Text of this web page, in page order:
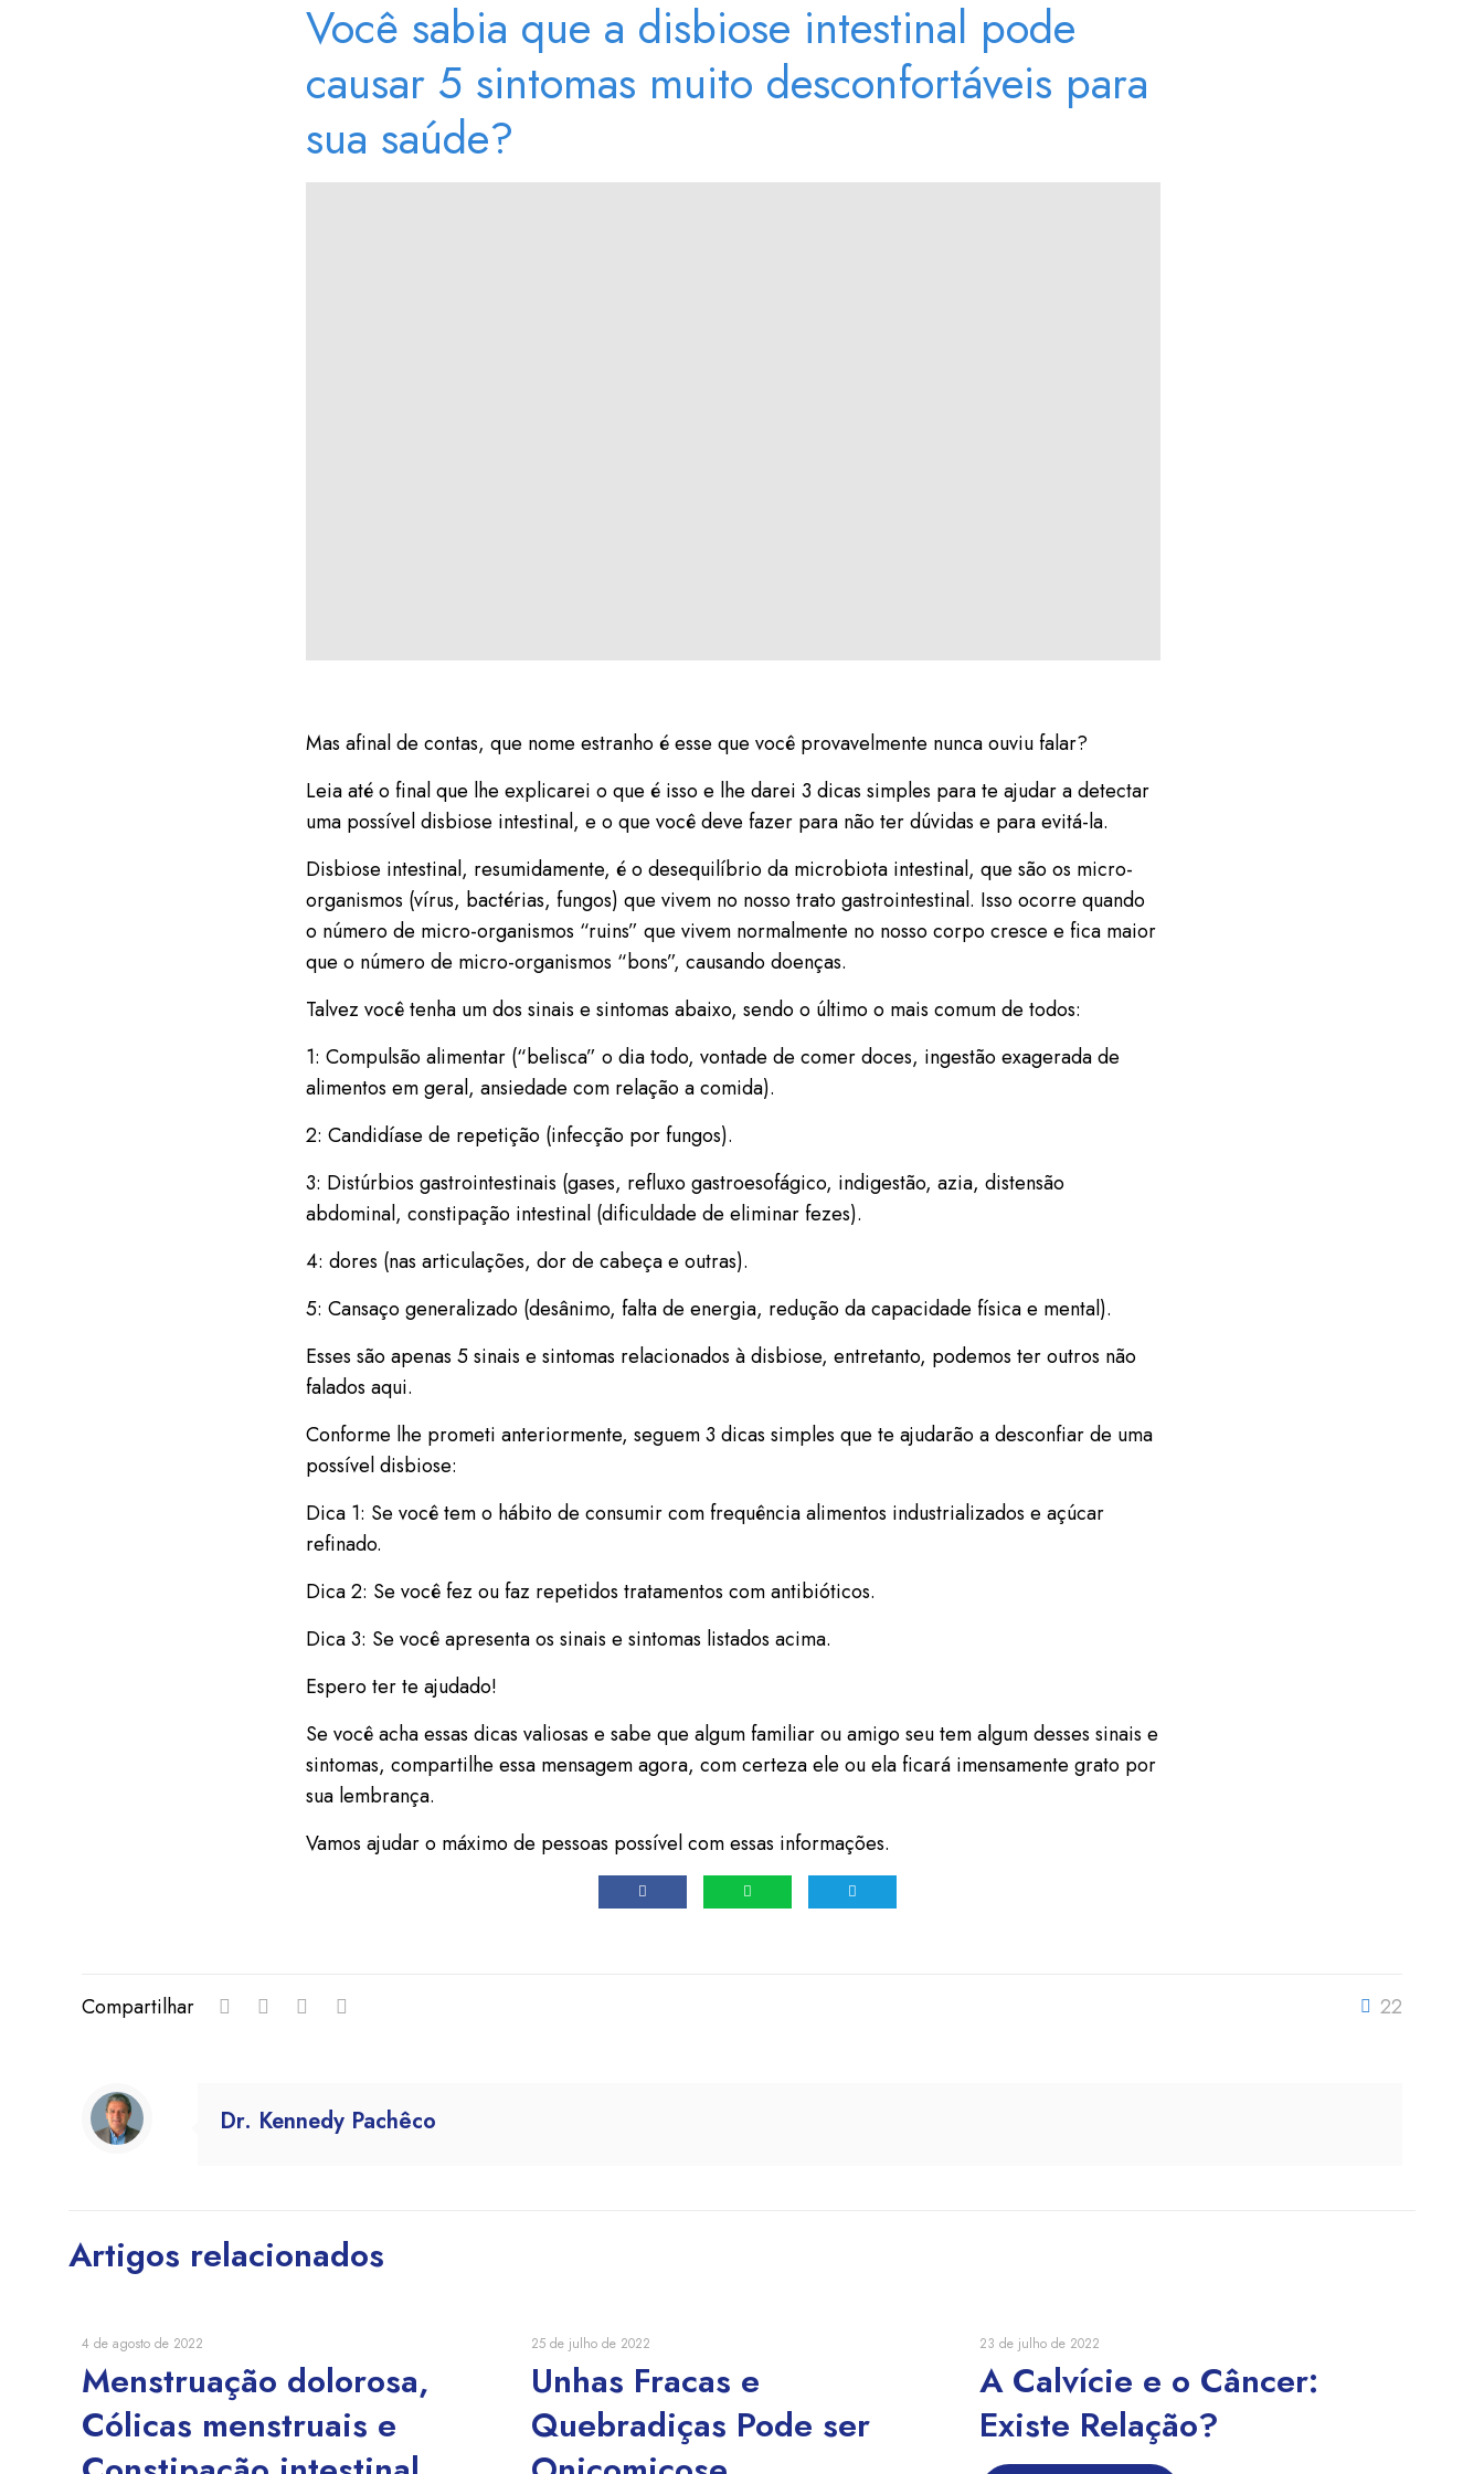
Você sabia que a disbiose intestinal pode
causar 5 sintomas muito desconfortáveis para
sua saúde?
Mas afinal de contas, que nome estranho é esse que você provavelmente nunca ouviu falar?
Leia até o final que lhe explicarei o que é isso e lhe darei 3 dicas simples para te ajudar a detectar
uma possível disbiose intestinal, e o que você deve fazer para não ter dúvidas e para evitá-la.
Disbiose intestinal, resumidamente, é o desequilíbrio da microbiota intestinal, que são os micro-
organismos (vírus, bactérias, fungos) que vivem no nosso trato gastrointestinal. Isso ocorre quando
o número de micro-organismos “ruins” que vivem normalmente no nosso corpo cresce e fica maior
que o número de micro-organismos “bons”, causando doenças.
Talvez você tenha um dos sinais e sintomas abaixo, sendo o último o mais comum de todos:
1: Compulsão alimentar (“belisca” o dia todo, vontade de comer doces, ingestão exagerada de
alimentos em geral, ansiedade com relação a comida).
2: Candidíase de repetição (infecção por fungos).
3: Distúrbios gastrointestinais (gases, refluxo gastroesofágico, indigestão, azia, distensão
abdominal, constipação intestinal (dificuldade de eliminar fezes).
4: dores (nas articulações, dor de cabeça e outras).
5: Cansaço generalizado (desânimo, falta de energia, redução da capacidade física e mental).
Esses são apenas 5 sinais e sintomas relacionados à disbiose, entretanto, podemos ter outros não
falados aqui.
Conforme lhe prometi anteriormente, seguem 3 dicas simples que te ajudarão a desconfiar de uma
possível disbiose:
Dica 1: Se você tem o hábito de consumir com frequência alimentos industrializados e açúcar
refinado.
Dica 2: Se você fez ou faz repetidos tratamentos com antibióticos.
Dica 3: Se você apresenta os sinais e sintomas listados acima.
Espero ter te ajudado!
Se você acha essas dicas valiosas e sabe que algum familiar ou amigo seu tem algum desses sinais e
sintomas, compartilhe essa mensagem agora, com certeza ele ou ela ficará imensamente grato por
sua lembrança.
Vamos ajudar o máximo de pessoas possível com essas informações.
Compartilhar 22
Dr. Kennedy Pachêco
Artigos relacionados
4 de agosto de 2022
Menstruação dolorosa,
Cólicas menstruais e
25 de julho de 2022
Unhas Fracas e
Quebradiças Pode ser
23 de julho de 2022
A Calvície e o Câncer:
Existe Relação?